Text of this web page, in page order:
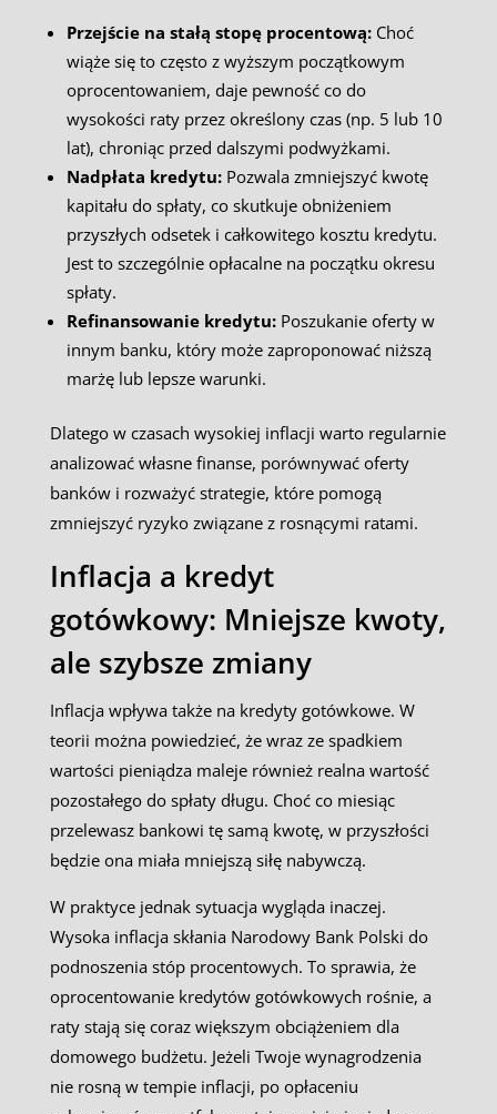
Przejście na stałą stopę procentową:Choć
wiąże się to często z wyższym początkowym
oprocentowaniem, daje pewność co do
wysokości raty przez określony czas (np. 5 lub 10
lat), chroniąc przed dalszymi podwyżkami.
Nadpłata kredytu:Pozwala zmniejszyć kwotę
kapitału do spłaty, co skutkuje obniżeniem
przyszłych odsetek i całkowitego kosztu kredytu.
Jest to szczególnie opłacalne na początku okresu
spłaty.
Refinansowanie kredytu:Poszukanie oferty w
innym banku, który może zaproponować niższą
marżę lub lepsze warunki.
Dlatego w czasach wysokiej inflacji warto regularnie
analizować własne finanse, porównywać oferty
banków i rozważyć strategie, które pomogą
zmniejszyć ryzyko związane z rosnącymi ratami.
Inflacja a kredyt
gotówkowy: Mniejsze kwoty,
ale szybsze zmiany
Inflacja wpływa także na kredyty gotówkowe. W
teorii można powiedzieć, że wraz ze spadkiem
wartości pieniądza maleje również realna wartość
pozostałego do spłaty długu. Choć co miesiąc
przelewasz bankowi tę samą kwotę, w przyszłości
będzie ona miała mniejszą siłę nabywczą.
W praktyce jednak sytuacja wygląda inaczej.
Wysoka inflacja skłania Narodowy Bank Polski do
podnoszenia stóp procentowych. To sprawia, że
oprocentowanie kredytów gotówkowych rośnie, a
raty stają się coraz większym obciążeniem dla
domowego budżetu. Jeżeli Twoje wynagrodzenia
nie rosną w tempie inflacji, po opłaceniu